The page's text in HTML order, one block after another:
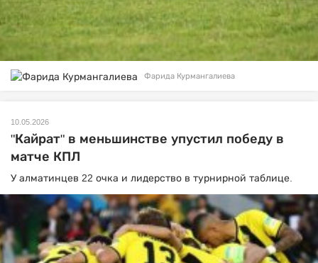
Фарида Курмангалиева
10.05.2026
"Кайрат" в меньшинстве упустил победу в
матче КПЛ
У алматинцев 22 очка и лидерство в турнирной таблице.